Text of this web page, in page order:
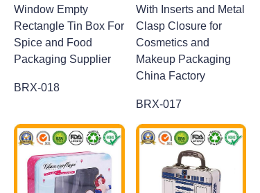
Window Empty
Rectangle Tin Box For
Spice and Food
Packaging Supplier
BRX-018
With Inserts and Metal
Clasp Closure for
Cosmetics and
Makeup Packaging
China Factory
BRX-017